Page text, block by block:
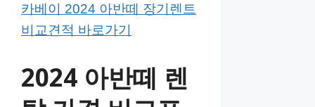
카베이 2024 아반떼 장기렌트
비교견적 바로가기
2024 아반떼 렌